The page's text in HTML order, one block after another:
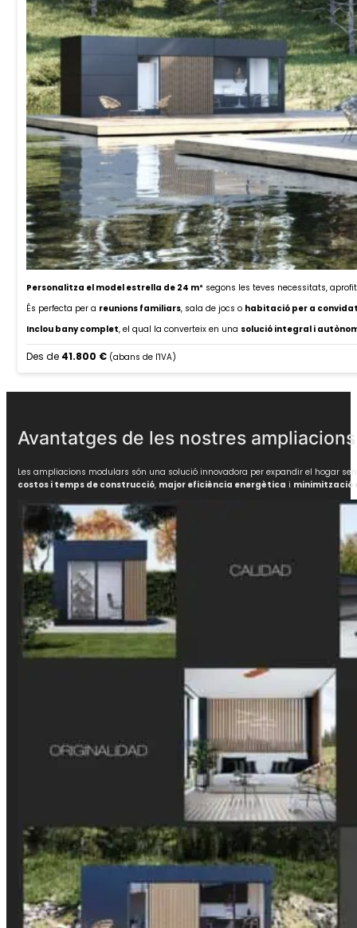
Personalitza el model estrella de 24 m²segons les teves necessitats,
És perfecta per a reunions familiars, sala de jocs o habitació per a
Inclou bany complet, el qual la converteix en una solució integral i
Des de41.800 € (abans de l'IVA)
Avantatges de les nostres
Les ampliacions modulars són una solució innovadora per expandir el hogar
costos i temps de construcció, major eficiència energètica i minimització